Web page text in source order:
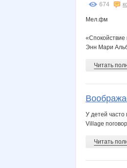
674
Мел.фм
«Спокойствие
Энн Мари
Читать
У детей часто
Village
Читать